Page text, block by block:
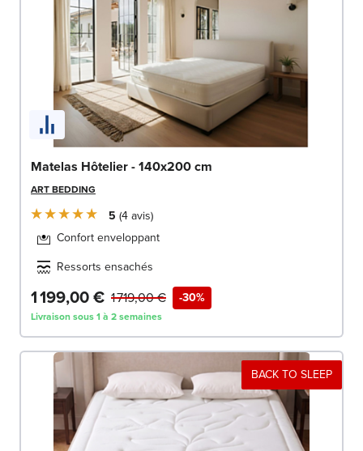
Matelas Hôtelier - 140x200 cm
ART BEDDING
5 4avis
Confort enveloppant
Ressorts ensachés
1 199,00 € -30%
1 719,00 €
Livraison sous 1 à 2 semaines
BACK TO SLEEP